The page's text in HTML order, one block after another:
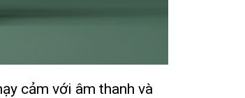
cảm với âm thanh và